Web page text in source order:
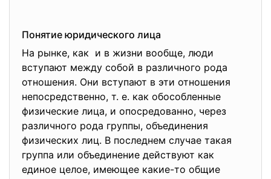
Понятие юридического лица
На рынке, как и в жизни вообще, люди
вступают между собой в различного рода
отношения. Они вступают в эти отношения
непосредственно, т. е. как обособленные
физические лица, и опосредованно, через
различного рода группы, объединения
физических лиц. В последнем случае такая
группа или объединение действуют как
единое целое, имеющее какие-то общие